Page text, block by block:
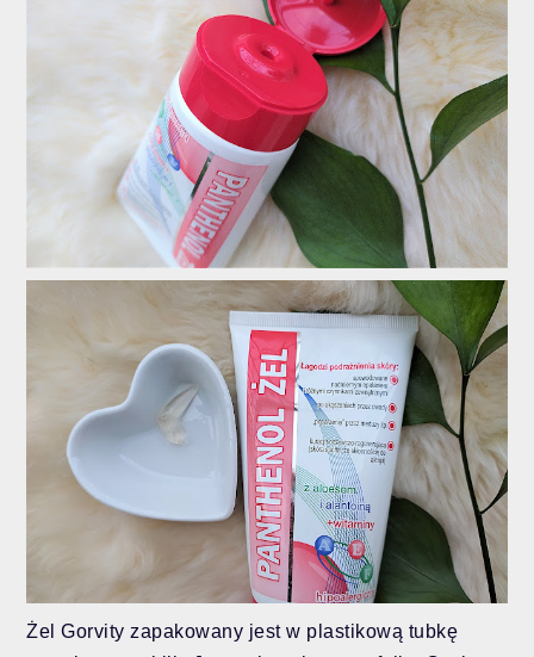
Żel Gorvity zapakowany jest w plastikową tubkę